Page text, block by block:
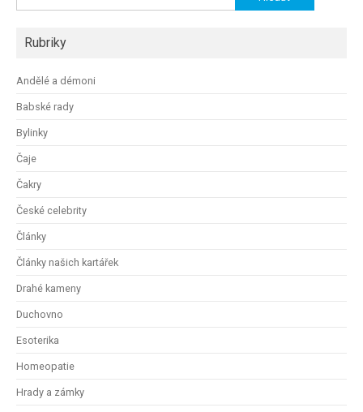
Rubriky
Andělé a démoni
Babské rady
Bylinky
Čaje
Čakry
České celebrity
Články
Články našich kartářek
Drahé kameny
Duchovno
Esoterika
Homeopatie
Hrady a zámky